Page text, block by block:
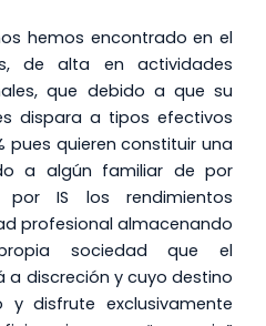
hemos encontrado en el
de alta en actividades
que debido a que su
dispara a tipos efectivos
pues quieren constituir una
a algún familiar de por
IS los rendimientos
profesional almacenando
sociedad que el
discreción y cuyo destino
disfrute exclusivamente